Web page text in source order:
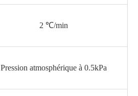
2 ℃/min
Pression atmosphérique à 0.5kPa